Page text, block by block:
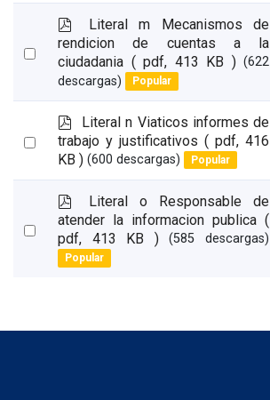
Select
item
p
d
f
Literal m Mecanismos de
rendicion de cuentas a la
ciudadania ( pdf, 413 KB ) (622
descargas)
Popular
Select
p
d
f
Literal n Viaticos informes de
trabajo y justificativos ( pdf, 416
KB ) (600 descargas) Popular
Select
p
d
Literal o Responsable de
atender la informacion publica (
pdf, 413 KB )
(585 descargas)
Popular